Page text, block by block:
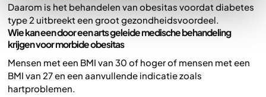
Daarom is het behandelen van obesitas voordat diabetes
type 2 uitbreekt een groot gezondheidsvoordeel.
Wie kan een door een arts geleide medische behandeling
krijgen voor morbide obesitas
Mensen met een BMI van 30 of hoger of mensen met een
BMI van 27 en een aanvullende indicatie zoals
hartproblemen.